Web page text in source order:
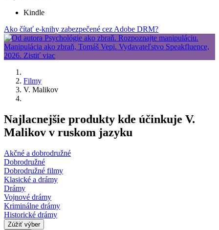
Kindle
Ako čítať e-knihy zabezpečené cez Adobe DRM?
Filmy
V. Malikov
Najlacnejšie produkty kde účinkuje V.
Malikov v ruskom jazyku
Akčné a dobrodružné
Dobrodružné
Dobrodružné filmy
Klasické a drámy
Drámy
Vojnové drámy
Kriminálne drámy
Historické drámy
Zúžiť výber